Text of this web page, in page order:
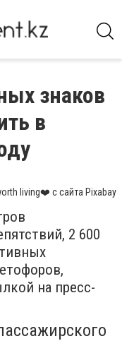
знаков
в
living❤️ с сайта Pixabay
2 600
на пресс-